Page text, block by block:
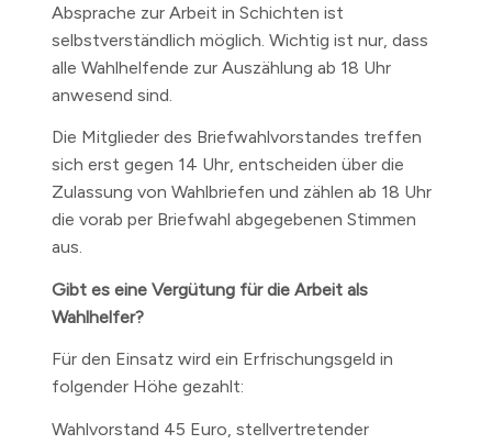
Absprache zur Arbeit in Schichten ist
selbstverständlich möglich. Wichtig ist nur, dass
alle Wahlhelfende zur Auszählung ab 18 Uhr
anwesend sind.
Die Mitglieder des Briefwahlvorstandes treffen
sich erst gegen 14 Uhr, entscheiden über die
Zulassung von Wahlbriefen und zählen ab 18 Uhr
die vorab per Briefwahl abgegebenen Stimmen
aus.
Gibt es eine Vergütung für die Arbeit als
Wahlhelfer?
Für den Einsatz wird ein Erfrischungsgeld in
folgender Höhe gezahlt:
Wahlvorstand 45 Euro, stellvertretender